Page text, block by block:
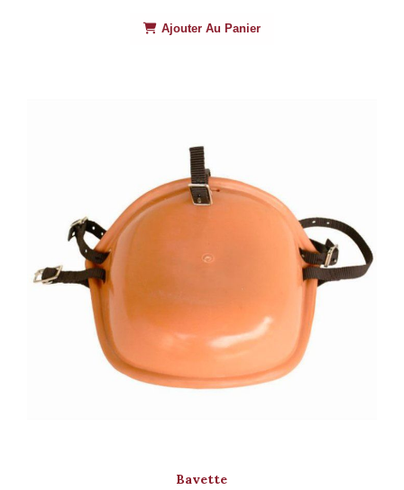
Ajouter Au Panier
Bavette